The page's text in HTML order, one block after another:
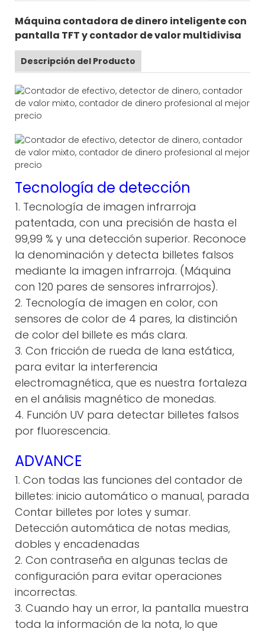
Máquina contadora de dinero inteligente con
pantalla TFT y contador de valor multidivisa
Descripción del Producto
Tecnología de detección
1. Tecnología de imagen infrarroja
patentada, con una precisión de hasta el
99,99 % y una detección superior. Reconoce
la denominación y detecta billetes falsos
mediante la imagen infrarroja. (Máquina
con 120 pares de sensores infrarrojos).
2. Tecnología de imagen en color, con
sensores de color de 4 pares, la distinción
de color del billete es más clara.
3. Con fricción de rueda de lana estática,
para evitar la interferencia
electromagnética, que es nuestra fortaleza
en el análisis magnético de monedas.
4. Función UV para detectar billetes falsos
por fluorescencia.
ADVANCE
1. Con todas las funciones del contador de
billetes: inicio automático o manual, parada
Contar billetes por lotes y sumar.
Detección automática de notas medias,
dobles y encadenadas
2. Con contraseña en algunas teclas de
configuración para evitar operaciones
incorrectas.
3. Cuando hay un error, la pantalla muestra
toda la información de la nota, lo que